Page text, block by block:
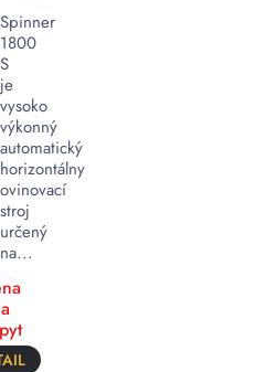
Spinner
1800
S
je
vysoko
výkonný
automatický
horizontálny
ovinovací
stroj
určený
na...